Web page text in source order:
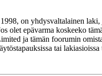
on yhdysvaltalainen
olet epävarma koskeeko
ja tämän foorumin
tai